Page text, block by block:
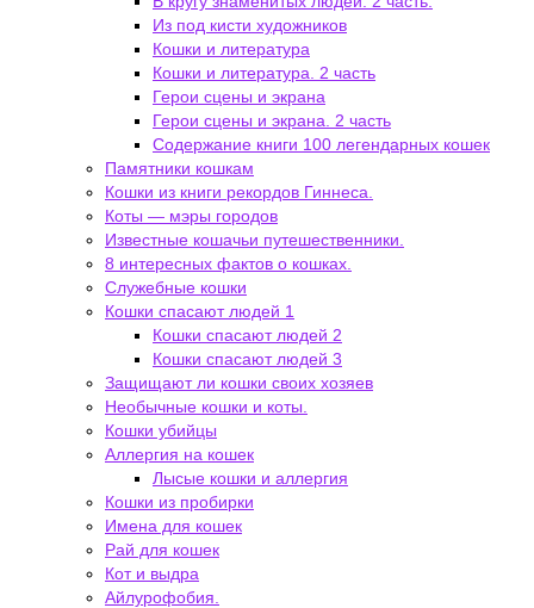
Из под кисти художников
Кошки и литература
Кошки и литература. 2 часть
Герои сцены и экрана
Герои сцены и экрана. 2 часть
Содержание книги 100 легендарных кошек
Памятники кошкам
Кошки из книги рекордов Гиннеса.
Коты — мэры городов
Известные кошачьи путешественники.
8 интересных фактов о кошках.
Служебные кошки
Кошки спасают людей 1
Кошки спасают людей 2
Кошки спасают людей 3
Защищают ли кошки своих хозяев
Необычные кошки и коты.
Кошки убийцы
Аллергия на кошек
Лысые кошки и аллергия
Кошки из пробирки
Имена для кошек
Рай для кошек
Кот и выдра
Айлурофобия.